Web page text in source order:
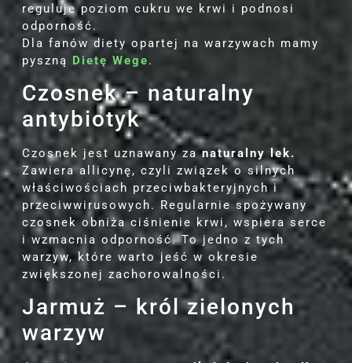
reguluje poziom cukru we krwi i podnosi
odporność.
Dla fanów diety opartej na warzywach mamy
pyszną Dietę Wege.
Czosnek – naturalny
antybiotyk
Czosnek jest uznawany zanaturalny lek.
Zawiera allicynę, czyli związek o silnych
właściwościach przeciwbakteryjnych i
przeciwwirusowych. Regularnie spożywany
czosnek obniża ciśnienie krwi, wspiera serce
i wzmacnia odporność. To jedno z tych
warzyw, które warto jeść w okresie
zwiększonej zachorowalności.
Jarmuż – król zielonych
warzyw